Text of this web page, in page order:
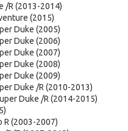
/R (2013-2014)
(2015)
Duke (2005)
Duke (2006)
Duke (2007)
Duke (2008)
Duke (2009)
Duke /R (2010-2013)
Duke /R (2014-2015)
R (2003-2007)